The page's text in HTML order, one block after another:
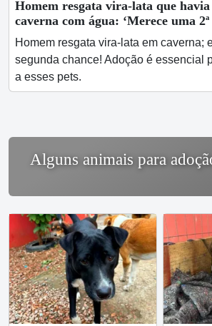
Homem resgata vira-lata que
caverna com água: ‘Merece uma 2ª
Homem resgata vira-lata em caverna;
segunda chance! Adoção é essencial
a esses pets.
Alguns animais para